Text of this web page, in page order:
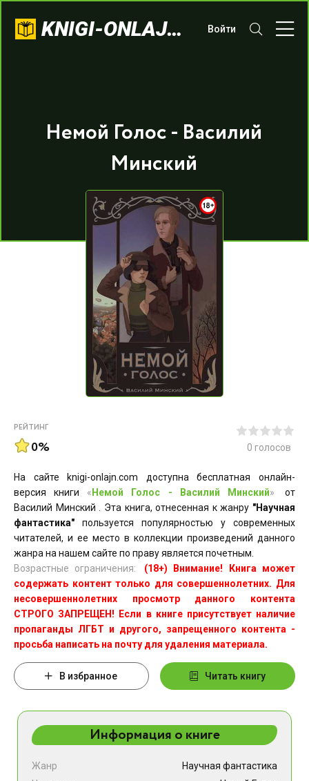
KNIGI-ONLAJN.COM Войти
Немой Голос - Василий
Минский
РЕЙТИНГ
0% 0 голосов
На сайте knigi-onlajn.com доступна бесплатная онлайн-
версия книги « Немой Голос - Василий Минский»
от
Василий Минский . Эта книга, отнесенная к жанру "Научная
фантастика" пользуется популярностью у современных
читателей, и ее место в коллекции произведений данного
жанра на нашем сайте по праву является почетным.
Возрастные ограничения:
(18+) Внимание! Книга может
содержать контент только для совершеннолетних. Для
несовершеннолетних просмотр данного контента
СТРОГО ЗАПРЕЩЕН! Если в книге присутствует наличие
пропаганды ЛГБТ и другого, запрещенного контента -
просьба написать на почту для удаления материала.
В избранное Читать книгу
Информация о книге
Жанр
Научная фантастика